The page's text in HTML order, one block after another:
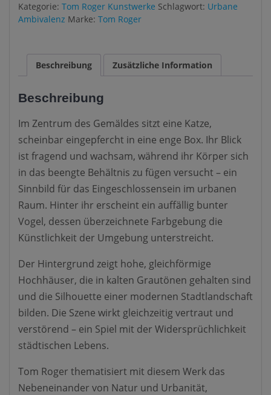
Kategorie: Tom Roger Kunstwerke Schlagwort: Urbane
Ambivalenz Marke: Tom Roger
Beschreibung Zusätzliche Information
Beschreibung
Im Zentrum des Gemäldes sitzt eine Katze,
scheinbar eingepfercht in eine enge Box. Ihr Blick
ist fragend und wachsam, während ihr Körper sich
in das beengte Behältnis zu fügen versucht – ein
Sinnbild für das Eingeschlossensein im urbanen
Raum. Hinter ihr erscheint ein auffällig bunter
Vogel, dessen überzeichnete Farbgebung die
Künstlichkeit der Umgebung unterstreicht.
Der Hintergrund zeigt hohe, gleichförmige
Hochhäuser, die in kalten Grautönen gehalten sind
und die Silhouette einer modernen Stadtlandschaft
bilden. Die Szene wirkt gleichzeitig vertraut und
verstörend – ein Spiel mit der Widersprüchlichkeit
städtischen Lebens.
Tom Roger thematisiert mit diesem Werk das
Nebeneinander von Natur und Urbanität,